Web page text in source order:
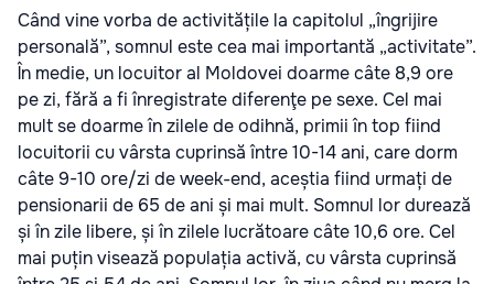
Când vine vorba de activitățile la capitolul „îngrijire
personală”, somnul este cea mai importantă „activitate”.
În medie, un locuitor al Moldovei doarme câte 8,9 ore
pe zi, fără a fi înregistrate diferenţe pe sexe. Cel mai
mult se doarme în zilele de odihnă, primii în top fiind
locuitorii cu vârsta cuprinsă între 10-14 ani, care dorm
câte 9-10 ore/zi de week-end, aceștia fiind urmați de
pensionarii de 65 de ani și mai mult. Somnul lor durează
și în zile libere, și în zilele lucrătoare câte 10,6 ore. Cel
mai puțin visează populația activă, cu vârsta cuprinsă